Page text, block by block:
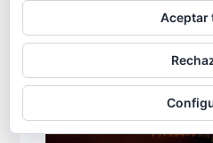
Aceptar